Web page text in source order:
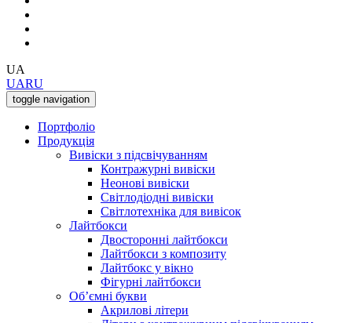
UA
UARU
toggle navigation
Портфоліо
Продукція
Вивіски з підсвічуванням
Контражурні вивіски
Неонові вивіски
Світлодіодні вивіски
Світлотехніка для вивісок
Лайтбокси
Двосторонні лайтбокси
Лайтбокси з композиту
Лайтбокс у вікно
Фігурні лайтбокси
Об’ємні букви
Акрилові літери